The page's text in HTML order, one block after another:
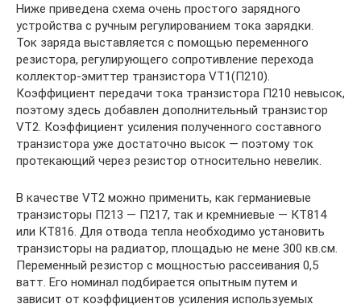
Ниже приведена схема очень простого зарядного
устройства с ручным регулированием тока зарядки.
Ток заряда выставляется с помощью переменного
резистора, регулирующего сопротивление перехода
коллектор-эмиттер транзистора VT1(П210).
Коэффициент передачи тока транзистора П210 невысок,
поэтому здесь добавлен дополнительный транзистор
VT2. Коэффициент усиления полученного составного
транзистора уже достаточно высок — поэтому ток
протекающий через резистор относительно невелик.
В качестве VT2 можно применить, как германиевые
транзисторы П213 — П217, так и кремниевые — КТ814
или КТ816. Для отвода тепла необходимо установить
транзисторы на радиатор, площадью не мене 300 кв.см.
Переменный резистор с мощностью рассеивания 0,5
ватт. Его номинал подбирается опытным путем и
зависит от коэффициентов усиления используемых